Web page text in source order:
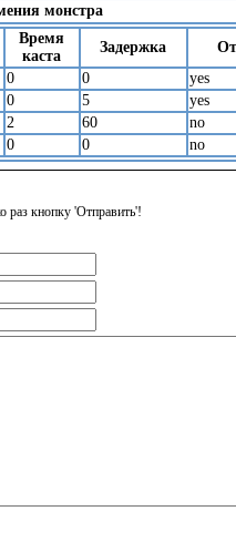
монстра
Время
каста
Задержка
0 0 yes
0 5 yes
2 60 no
0 0 no
раз кнопку 'Отправить'!